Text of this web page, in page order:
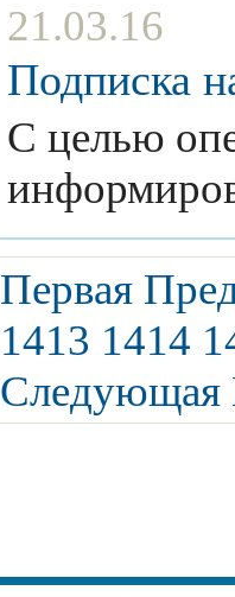
21.03.16
Подписка
С целью
Первая
1413 1414
Следующая